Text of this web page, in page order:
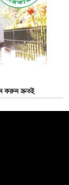
করুন দ্রুতই